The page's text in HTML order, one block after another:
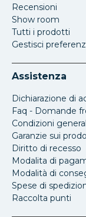
Recensioni
Show room
Tutti i prodotti
Gestisci
Assistenza
Dichiarazione di
Faq - Domande
Condizioni
Garanzie sui
Diritto di recesso
Modalita di
Modalità di
Spese di
Raccolta punti